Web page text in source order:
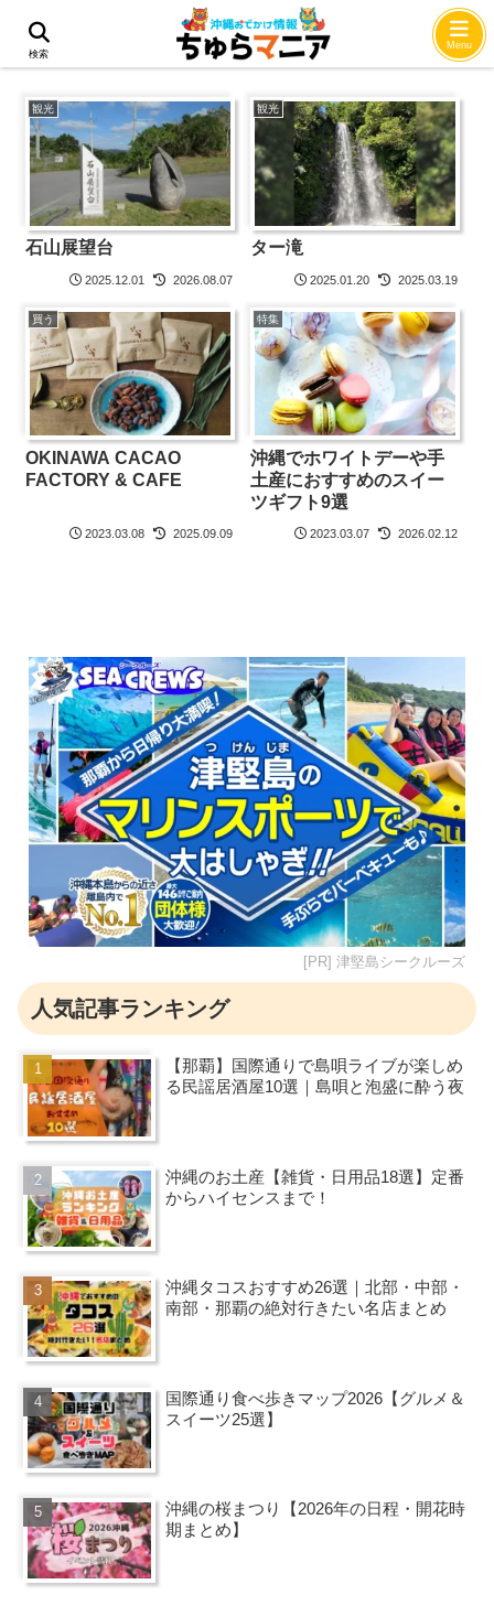
観光
石山展望台
2025.12.01 2026.08.07
観光
ター滝
2025.01.20 2025.03.19
買う
OKINAWA CACAO
FACTORY & CAFE
2023.03.08 2025.09.09
特集
沖縄でホワイトデーや手
土産におすすめのスイー
ツギフト9選
2023.03.07 2026.02.12
[PR] 津堅島シークルーズ
人気記事ランキング
【那覇】国際通りで島唄ライブが楽しめ
る民謡居酒屋10選｜島唄と泡盛に酔う夜
沖縄のお土産【雑貨・日用品18選】定番
からハイセンスまで！
沖縄タコスおすすめ26選｜北部・中部・
南部・那覇の絶対行きたい名店まとめ
国際通り食べ歩きマップ2026【グルメ＆
スイーツ25選】
沖縄の桜まつり【2026年の日程・開花時
期まとめ】
検索
Menu